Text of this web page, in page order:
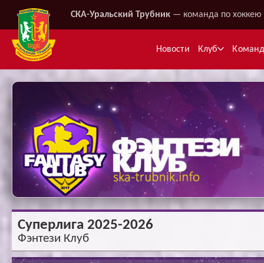
СКА-Уральский Трубник — команда по хоккею
Новости Клуб
Суперлига 2025-2026
Фэнтези Клуб